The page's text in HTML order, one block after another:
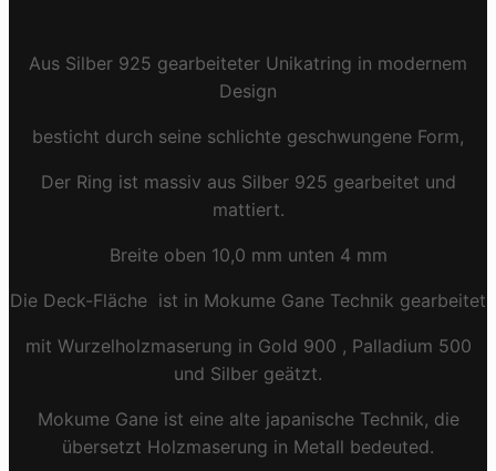
Aus Silber 925 gearbeiteter Unikatring in modernem
Design
besticht durch seine schlichte geschwungene Form,
Der Ring ist massiv aus Silber 925 gearbeitet und
mattiert.
Breite oben 10,0 mm unten 4 mm
Die Deck-Fläche ist in Mokume Gane Technik gearbeitet
mit Wurzelholzmaserung in Gold 900 , Palladium 500
und Silber geätzt.
Mokume Gane ist eine alte japanische Technik, die
übersetzt Holzmaserung in Metall bedeuted.